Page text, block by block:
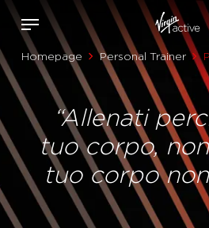
Homepage Personal Trainer
“Allenati
tuo corpo,
tuo corpo